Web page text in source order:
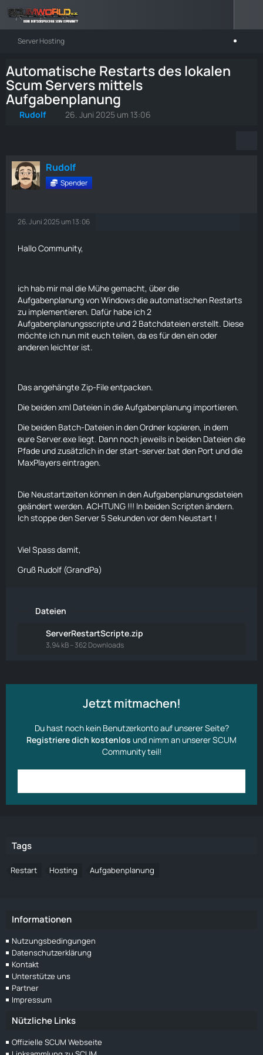
Server Hosting
Automatische Restarts des lokalen
Scum Servers mittels
Aufgabenplanung
Rudolf 26. Juni 2025 um 13:06
Rudolf
Spender
26. Juni 2025 um 13:06
Hallo Community,
ich hab mir mal die Mühe gemacht, über die
Aufgabenplanung von Windows die automatischen Restarts
zu implementieren. Dafür habe ich 2
Aufgabenplanungsscripte und 2 Batchdateien erstellt. Diese
möchte ich nun mit euch teilen, da es für den ein oder
anderen leichter ist.
Das angehängte Zip-File entpacken.
Die beiden xml Dateien in die Aufgabenplanung importieren.
Die beiden Batch-Dateien in den Ordner kopieren, in dem
eure Server.exe liegt. Dann noch jeweils in beiden Dateien die
Pfade und zusätzlich in der start-server.bat den Port und die
MaxPlayers eintragen.
Die Neustartzeiten können in den Aufgabenplanungsdateien
geändert werden. ACHTUNG !!! In beiden Scripten ändern.
Ich stoppe den Server 5 Sekunden vor dem Neustart !
Viel Spass damit,
Gruß Rudolf (GrandPa)
Dateien
ServerRestartScripte.zip
3,94 kB – 362 Downloads
Jetzt mitmachen!
Du hast noch kein Benutzerkonto auf unserer Seite?
Registriere dich kostenlos und nimm an unserer SCUM
Community teil!
Tags
Restart Hosting Aufgabenplanung
Informationen
Nutzungsbedingungen
Datenschutzerklärung
Kontakt
Unterstütze uns
Partner
Impressum
Nützliche Links
Offizielle SCUM Webseite